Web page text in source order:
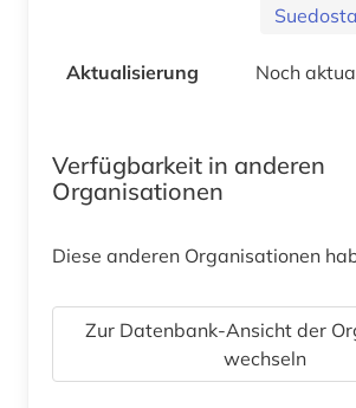
Aktualisierung Noch
Verfügbarkeit in anderen
Organisationen
Diese anderen Organisationen
Zur Datenbank-Ansicht der
wechseln